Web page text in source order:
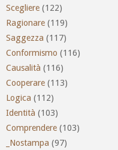
Scegliere (122)
Ragionare (119)
Saggezza (117)
Conformismo (116)
Causalità (116)
Cooperare (113)
Logica (112)
Identità (103)
Comprendere (103)
_Nostampa (97)